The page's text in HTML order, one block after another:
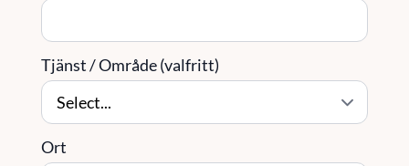
Tjänst / Område (valfritt)
Ort